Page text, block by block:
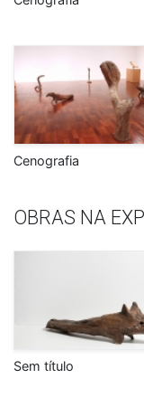
Cenografia
OBRAS NA
Sem título